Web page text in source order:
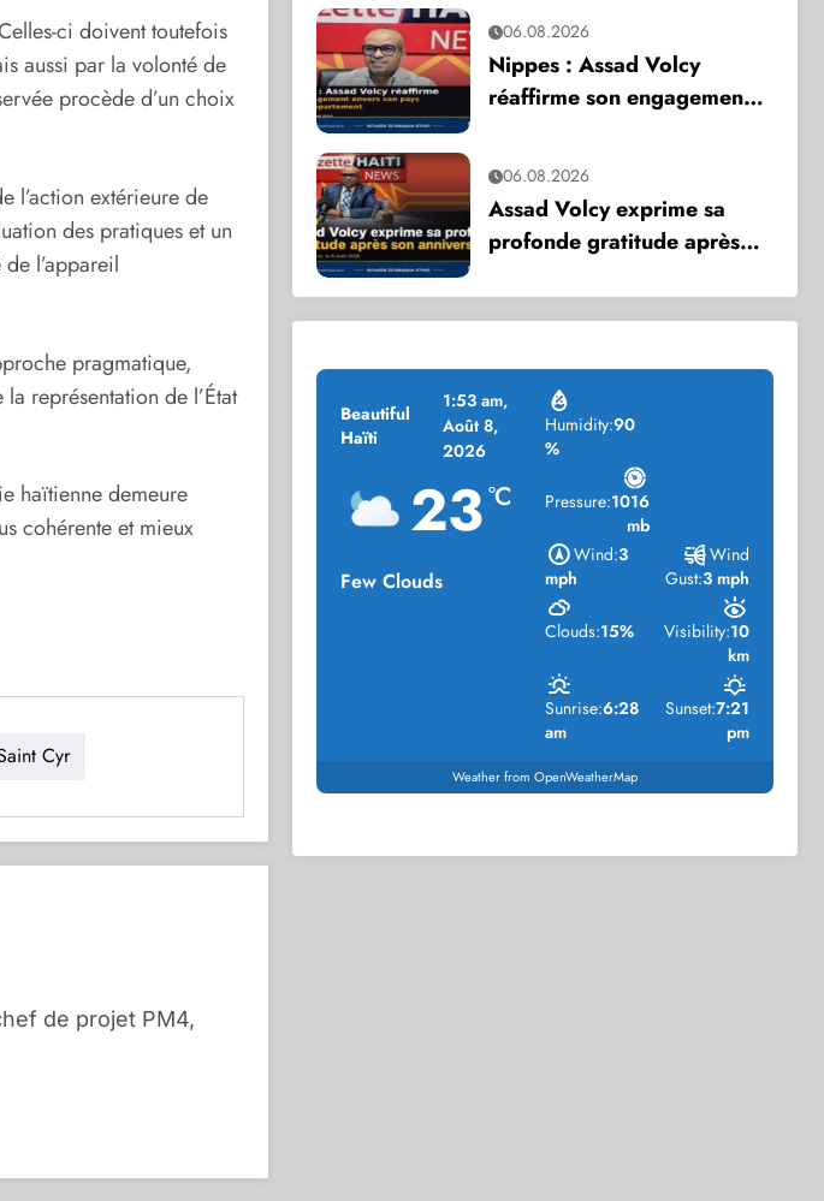
ci doivent toutefois
aussi par la volonté de
procède d’un choix
l’action extérieure de
des pratiques et un
l’appareil
pragmatique,
représentation de l’État
haïtienne demeure
cohérente et mieux
Cyr
de projet PM4,
citoyenne
06.08.2026
Nippes : Assad Volcy
réaffirme son engagement
département
06.08.2026
Assad Volcy exprime sa
profonde gratitude après
Beautiful
Haïti
1:53 am,
Août 8,
2026
23°C
Few Clouds
Humidity:90
%
Pressure:1016
mb
Wind:3
mph
Wind
Gust:3 mph
Clouds:15% Visibility:10
km
Sunrise:6:28
am
Sunset:7:21
pm
Weather from OpenWeatherMap